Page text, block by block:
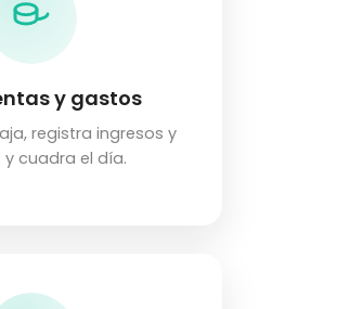
y gastos
registra ingresos y
y cuadra el día.